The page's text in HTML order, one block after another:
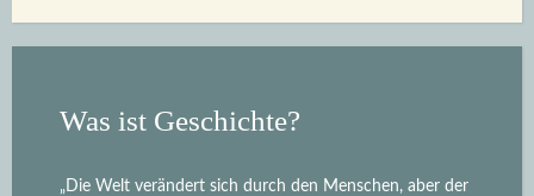
Was ist Geschichte?
„Die Welt verändert sich durch den Menschen, aber der